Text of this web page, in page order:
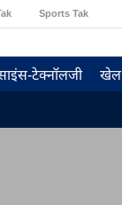
Sports Tak
टेक्नॉलजी खेल